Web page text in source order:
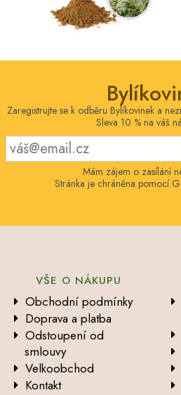
Zaregistrujte se k odběru Bylíkovinek a
Sleva 10 % na váš
Mám zájem o zasílání
Stránka je chráněna pomocí
VŠE O NÁKUPU
Obchodní podmínky
Doprava a platba
Odstoupení od
smlouvy
Velkoobchod
Kontakt